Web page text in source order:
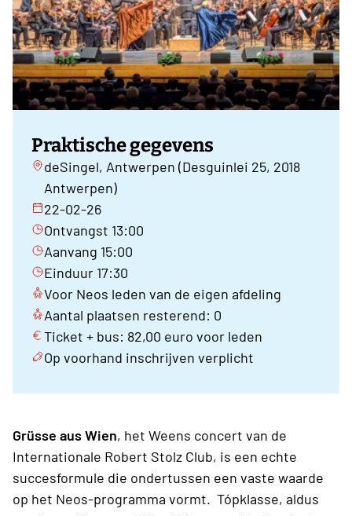
Praktische gegevens
deSingel, Antwerpen (Desguinlei 25, 2018
Antwerpen)
22-02-26
Ontvangst 13:00
Aanvang 15:00
Einduur 17:30
Voor Neos leden van de eigen afdeling
Aantal plaatsen resterend: 0
Ticket + bus: 82,00 euro voor leden
Op voorhand inschrijven verplicht
Grüsse aus Wien, het Weens concert van de
Internationale Robert Stolz Club, is een echte
succesformule die ondertussen een vaste waarde
op het Neos-programma vormt. Tópklasse, aldus